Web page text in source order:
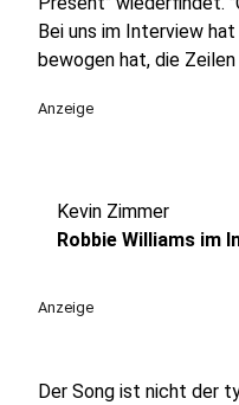
Bei uns im Interview
bewogen hat, die
Anzeige
Kevin Zimmer
Robbie Williams im
Anzeige
Der Song ist nicht der